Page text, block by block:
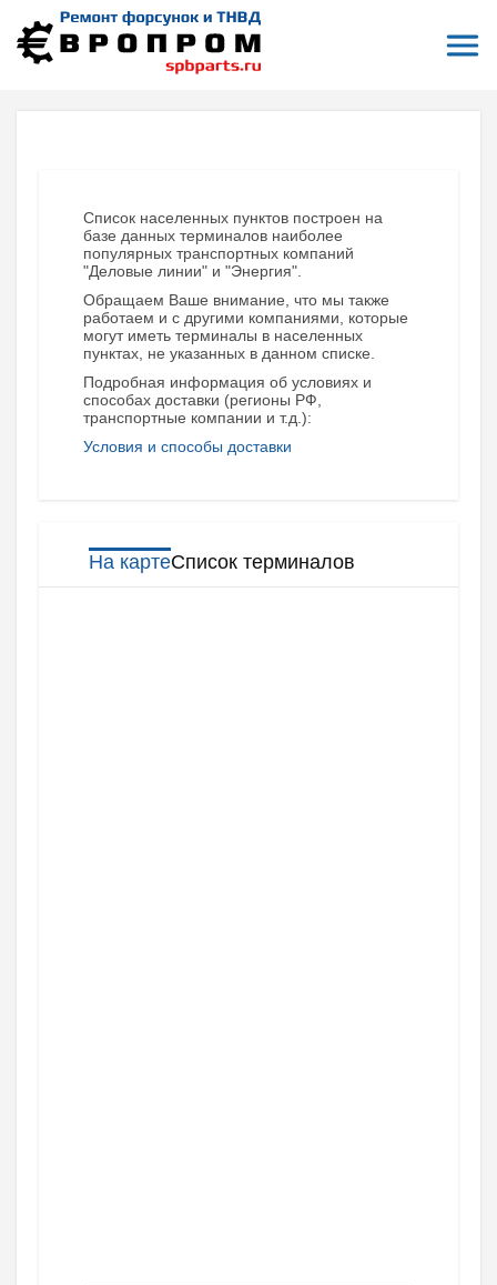
На главную Терминалы приема и отправки заказов
СЫЗРАНЬ (САМАРСКАЯ ОБЛАСТЬ)
Список населенных пунктов построен на
базе данных терминалов наиболее
популярных транспортных компаний
"Деловые линии" и "Энергия".
Обращаем Ваше внимание, что мы также
работаем и с другими компаниями, которые
могут иметь терминалы в населенных
пунктах, не указанных в данном списке.
Подробная информация об условиях и
способах доставки (регионы РФ,
транспортные компании и т.д.):
Условия и способы доставки
На картеСписок терминалов